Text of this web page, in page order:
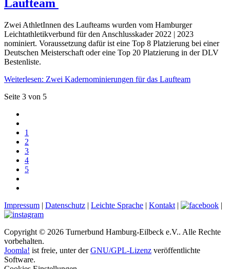
Laufteam
Zwei AthletInnen des Laufteams wurden vom Hamburger
Leichtathletikverbund für den Anschlusskader 2022 | 2023
nominiert. Voraussetzung dafür ist eine Top 8 Platzierung bei einer
Deutschen Meisterschaft oder eine Top 20 Platzierung in der DLV
Bestenliste.
Weiterlesen: Zwei Kadernominierungen für das Laufteam
Seite 3 von 5
1
2
3
4
5
Impressum | Datenschutz | Leichte Sprache | Kontakt | |
Copyright © 2026 Turnerbund Hamburg-Eilbeck e.V.. Alle Rechte
vorbehalten.
Joomla! ist freie, unter derGNU/GPL-Lizenz veröffentlichte
Software.